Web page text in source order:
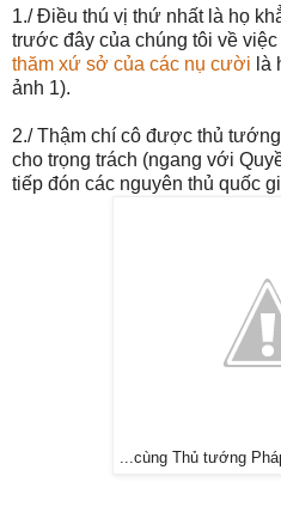
1./ Điều thú vị thứ nhất là họ
trước đây của chúng tôi về việc
thăm xứ sở của các nụ cười là
ảnh 1).
2./ Thậm chí cô được thủ
cho trọng trách (ngang với
tiếp đón các nguyên thủ quốc
...cùng Thủ tướng